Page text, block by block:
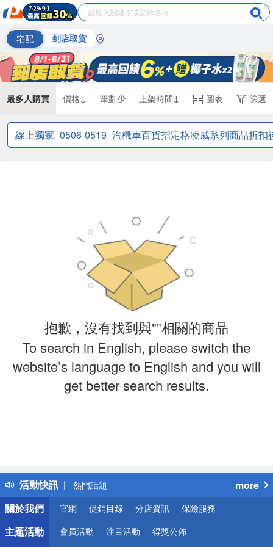
宅配 到店取貨
最多人購買 價格↓ 筆劃少 上架時間↓ 圖表 篩選
線上獨家_0506-0519_汽機車百貨指定格凌威系列商品折
抱歉，沒有找到與""相關的商品
To search in English, please switch the
website’s language to English and you will
get better search results.
活動快訊
得獎公告
熱門話題
銀行優惠
偏遠地區配送
詐騙網頁！請小心！
more
關於我們
官網 促銷目錄 分店資訊 保險服務
主題活動 會員活動 注目活動 得獎公佈